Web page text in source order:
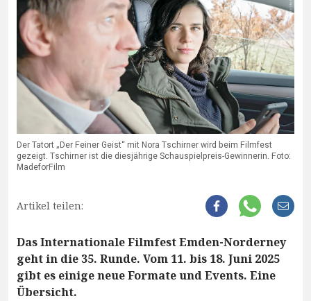
Der Tatort „Der Feiner Geist“ mit Nora Tschirner wird beim Filmfest
gezeigt. Tschirner ist die diesjährige Schauspielpreis-Gewinnerin. Foto:
MadeforFilm
Artikel teilen:
Das Internationale Filmfest Emden-Norderney
geht in die 35. Runde. Vom 11. bis 18. Juni 2025
gibt es einige neue Formate und Events. Eine
Übersicht.